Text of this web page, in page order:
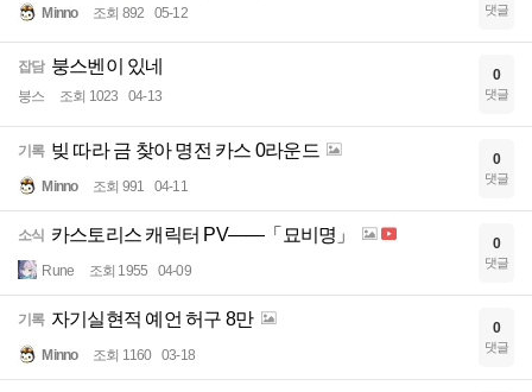
Minno 조회 892 05-12 댓글
잡담 붕스벤이 있네
붕스 조회 1023 04-13
0
댓글
기록 빚 따라 금 찾아 명전 카스 0라운드
Minno 조회 991 04-11
0
댓글
소식 카스토리스 캐릭터 PV——「묘비명」
Rune 조회 1955 04-09
0
댓글
기록 자기실현적 예언 허구 8만
Minno 조회 1160 03-18
0
댓글